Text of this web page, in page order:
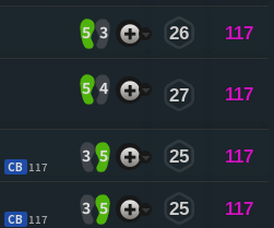
5 3 26 117
5 4 27 117
CB 117
3 5 25 117
CB 117
3 5 25 117